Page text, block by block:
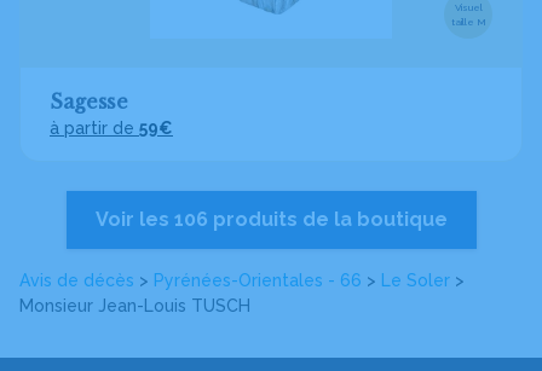
Avis de décès > Pyrénées-Orientales - 66 > Le Soler >
Monsieur Jean-Louis TUSCH
Visuel
taille M
Sagesse
à partir de 59€
Voir les 106 produits de la boutique